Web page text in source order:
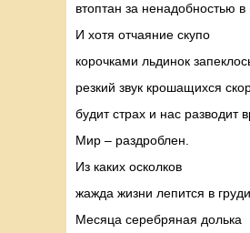
втоптан за ненадобностью в
И хотя отчаяние скупо
корочками льдинок
резкий звук крошащихся
будит страх и нас разводит
Мир – раздроблен.
Из каких осколков
жажда жизни лепится в
Месяца серебряная долька